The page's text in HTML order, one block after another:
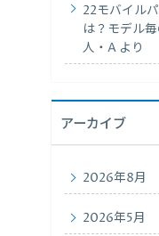
22モバイル
は？モデル
人・A より
アーカイブ
2026年8月
2026年5月